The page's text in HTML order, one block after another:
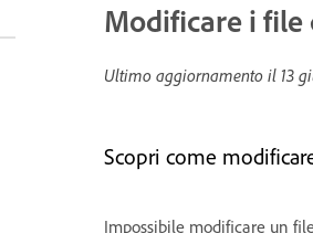
Modificare i file
Ultimo aggiornamento il 13
Scopri come
Impossibile modificare un